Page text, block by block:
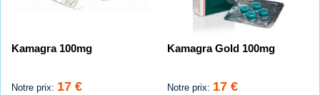
Kamagra 100mg
Notre prix: 17 €
Kamagra Gold 100mg
Notre prix: 17 €